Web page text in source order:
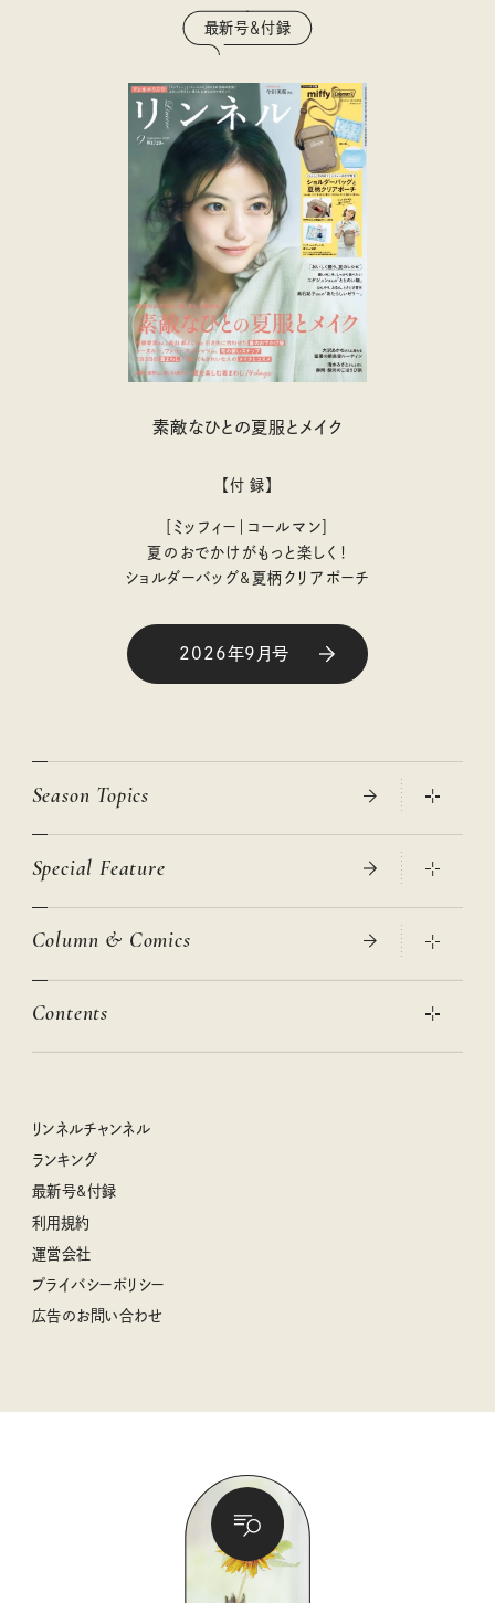
最新号＆付録
素敵なひとの夏服とメイク
【付 録】
［ミッフィー｜コールマン］
夏のおでかけがもっと楽しく！
ショルダーバッグ&夏柄クリアポーチ
2026年9月号
Season Topics
真夏のひんやりグッズ 2026
ニトリ・イケア・無印良品で賢くおしゃれなインテリア
絶品、お餅レシピ大集合！
クラフトビール案内
母の日に贈りたい、お花モチーフのアイテム
Special Feature
2026年春夏 トレンドファッションニュース
女子旅おすすめスポット 暮らすように心地いいリンネル旅ガイ
リンネル 暮らしの道具大賞
ナチュラルメイクレッスン
喜ばれる贈り物手帖
猫と一緒に心地いい暮らし
Column & Comics
ぐれいさん
空想喫茶トラノコクさんのあの店この店、喫茶訪問日記
圷みほさんのゆるっと週末キャンプ通信
豆柴・まもるくんの旅日記
柳沢小実さんのお散歩するようなゆるり旅
valoさんのかわいいもの探し
コウケンテツのヒトワザ巡り
ノーラのフィンランド旅気分
Contents
リンネル暮らし部
リンネルチャンネル
おぱんつ君のわくわく楽しい一週間占い
毎日が心地よくなるリンネルタロット
リンネルチャンネル
ランキング
最新号&付録
利用規約
運営会社
プライバシーポリシー
広告のお問い合わせ